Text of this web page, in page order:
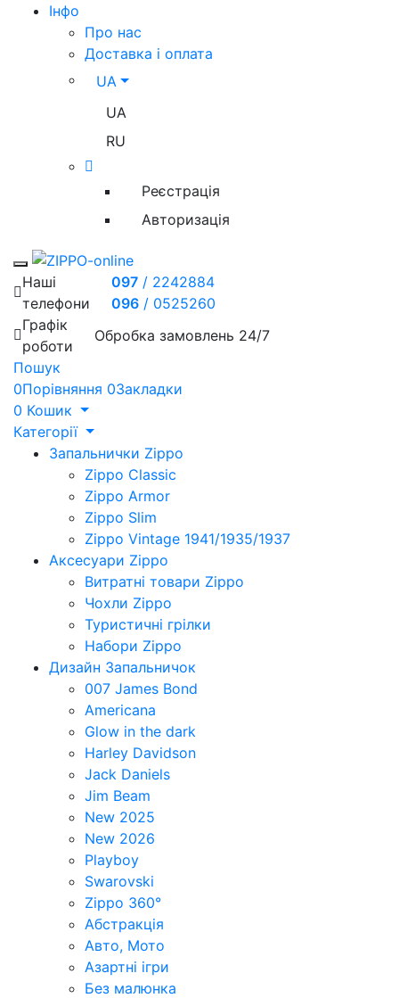
Iнфо
Про нас
Доставка і оплата
UA
UA
RU
Реєстрація
Авторизація
Toggle mobile menu
Наші
телефони
097 / 2242884
096 / 0525260
Графік
роботи
Обробка замовлень 24/7
Пошук
0Порівняння 0Закладки
0 Кошик
Категорії
Запальнички Zippo
Zippo Classic
Zippo Armor
Zippo Slim
Zippo Vintage 1941/1935/1937
Аксесуари Zippo
Витратні товари Zippo
Чохли Zippo
Туристичні грілки
Набори Zippo
Дизайн Запальничок
007 James Bond
Americana
Glow in the dark
Harley Davidson
Jack Daniels
Jim Beam
New 2025
New 2026
Playboy
Swarovski
Zippo 360°
Абстракція
Авто, Мото
Азартні ігри
Без малюнка